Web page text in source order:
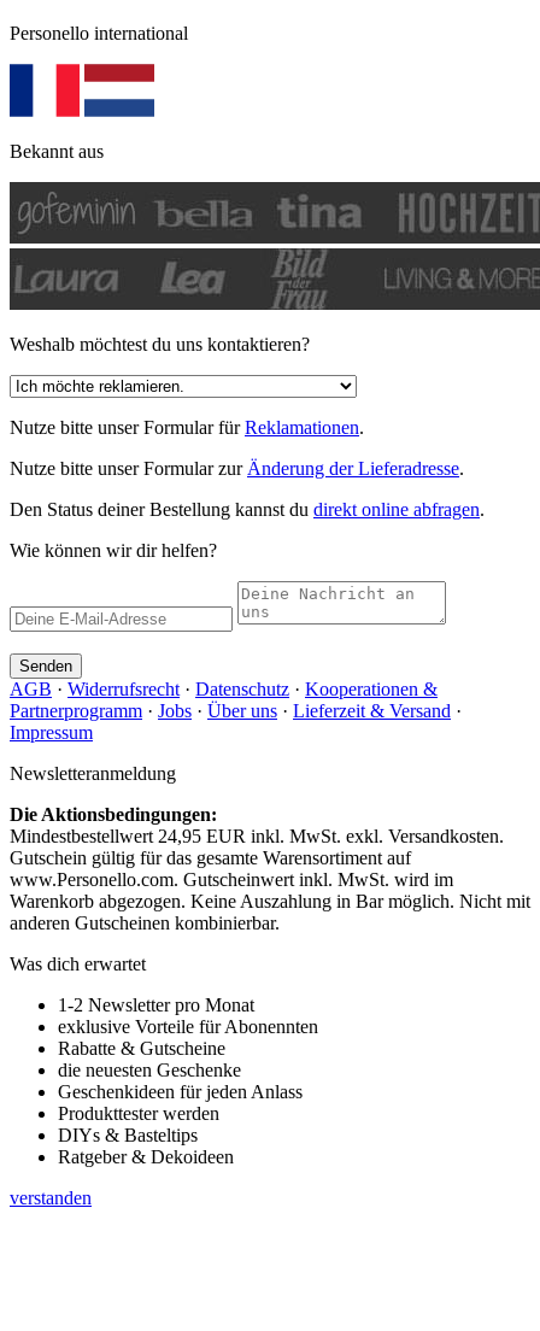
Personello international
Bekannt aus
Weshalb möchtest du uns kontaktieren?
Nutze bitte unser Formular fürReklamationen.
Nutze bitte unser Formular zur Änderung der Lieferadresse.
Den Status deiner Bestellung kannst du direkt online abfragen.
Wie können wir dir helfen?
Senden
AGB · Widerrufsrecht · Datenschutz · Kooperationen &
Partnerprogramm · Jobs · Über uns · Lieferzeit & Versand ·
Impressum
Newsletteranmeldung
Die Aktionsbedingungen:
Mindestbestellwert 24,95 EUR inkl. MwSt. exkl. Versandkosten.
Gutschein gültig für das gesamte Warensortiment auf
www.Personello.com. Gutscheinwert inkl. MwSt. wird im
Warenkorb abgezogen. Keine Auszahlung in Bar möglich. Nicht mit
anderen Gutscheinen kombinierbar.
Was dich erwartet
1-2 Newsletter pro Monat
exklusive Vorteile für Abonennten
Rabatte & Gutscheine
die neuesten Geschenke
Geschenkideen für jeden Anlass
Produkttester werden
DIYs & Basteltips
Ratgeber & Dekoideen
verstanden